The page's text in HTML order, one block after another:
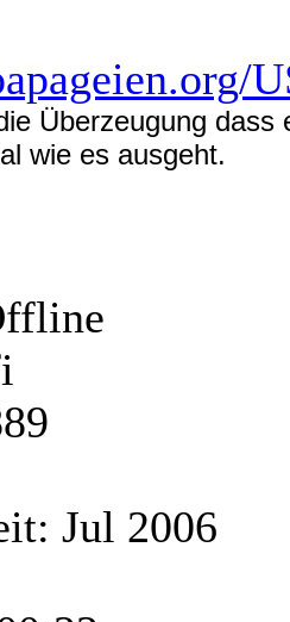
Überzeugung
wie es ausgeht.
Jul 2006